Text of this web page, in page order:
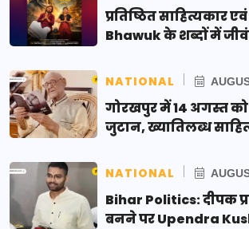
प्रतिष्ठित साहित्यकार
Bhawuk के शब्दों में
NATIONAL
गोरखपुर में 14 अगस्त को
जुटान, ख्यातिलब्ध
NATIONAL
Bihar Politics: दीपक
बनने पर Upendra